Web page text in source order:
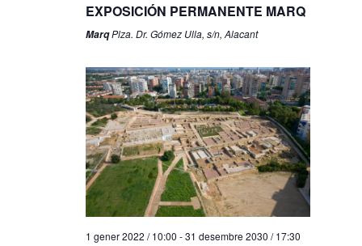
EXPOSICIÓN PERMANENTE MARQ
MarqPlza. Dr. Gómez Ulla, s/n, Alacant
1 gener 2022 / 10:00 -31 desembre 2030 / 17:30